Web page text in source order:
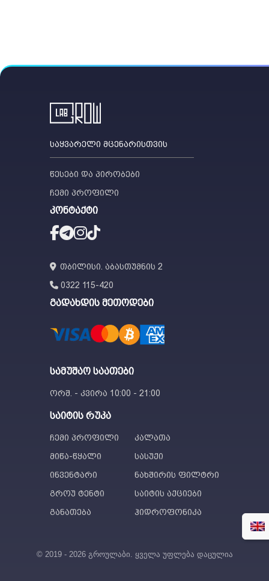
საყვარელი მცენარისთვის
წესები და პირობები
ჩემი პროფილი
კონტაქტი
თბილისი. აბასთუმნის 2
0322 115-420
გადახდის მეთოდები
სამუშაო საათები
ორშ. - კვირა 10:00 - 21:00
საიტის რუკა
ჩემი პროფილი
კალათა
მიწა-წყალი
სასუქი
ინვენტარი
ნახშირის ფილტრი
გროუ ტენტი
საიტის აქციები
განათება
ჰიდროფონიკა
© 2019 - 2026 გროულაბი. ყველა უფლება დაცულია